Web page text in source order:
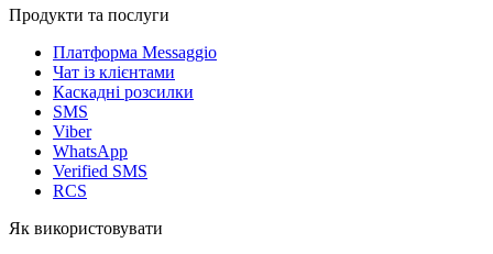
Продукти та послуги
Платформа Messaggio
Чат із клієнтами
Каскадні розсилки
SMS
Viber
WhatsApp
Verified SMS
RCS
Як використовувати